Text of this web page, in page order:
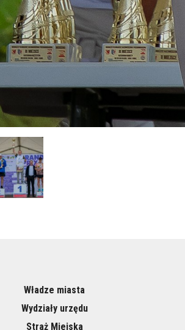
Władze miasta
Wydziały urzędu
Straż Miejska